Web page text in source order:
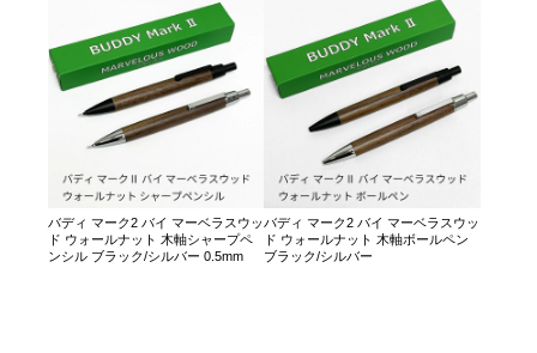
バディ マーク2 バイ マーベラスウッ
ド ウォールナット 木軸シャープペ
ンシル ブラック/シルバー 0.5mm
バディ マーク2 バイ マーベラスウッ
ド ウォールナット 木軸ボールペン
ブラック/シルバー